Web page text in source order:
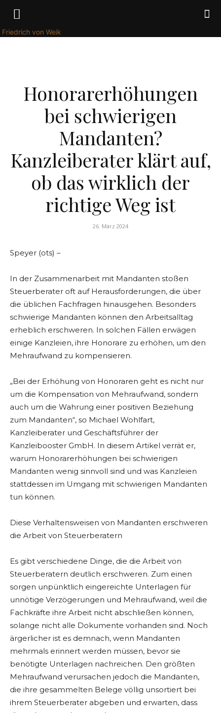
Friedrich von Weik
Honorarerhöhungen
bei schwierigen
Mandanten?
Kanzleiberater klärt auf,
ob das wirklich der
richtige Weg ist
26. März 2024
Speyer (ots) –
In der Zusammenarbeit mit Mandanten stoßen
Steuerberater oft auf Herausforderungen, die über
die üblichen Fachfragen hinausgehen. Besonders
schwierige Mandanten können den Arbeitsalltag
erheblich erschweren. In solchen Fällen erwägen
einige Kanzleien, ihre Honorare zu erhöhen, um den
Mehraufwand zu kompensieren.
„Bei der Erhöhung von Honoraren geht es nicht nur
um die Kompensation von Mehraufwand, sondern
auch um die Wahrung einer positiven Beziehung
zum Mandanten“, so Michael Wohlfart,
Kanzleiberater und Geschäftsführer der
Kanzleibooster GmbH. In diesem Artikel verrät er,
warum Honorarerhöhungen bei schwierigen
Mandanten wenig sinnvoll sind und was Kanzleien
stattdessen im Umgang mit schwierigen Mandanten
tun können.
Diese Verhaltensweisen von Mandanten erschweren
die Arbeit von Steuerberatern
Es gibt verschiedene Dinge, die die Arbeit von
Steuerberatern deutlich erschweren. Zum einen
sorgen unpünktlich eingereichte Unterlagen für
unnötige Verzögerungen und Mehraufwand, weil die
Fachkräfte ihre Arbeit nicht abschließen können,
solange nicht alle Dokumente vorhanden sind. Noch
ärgerlicher ist es demnach, wenn Mandanten
mehrmals erinnert werden müssen, bevor sie
benötigte Unterlagen nachreichen. Den größten
Mehraufwand verursachen jedoch die Mandanten,
die ihre gesammelten Belege völlig unsortiert bei
ihrem Steuerberater abgeben und erwarten, dass